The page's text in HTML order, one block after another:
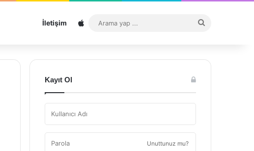
İletişim Sitemap
...
Kayıt Ol
Unuttunuz mu?